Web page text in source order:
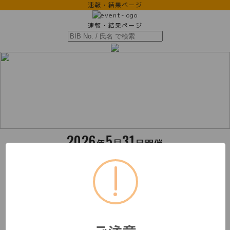
速報・結果ページ
速報・結果ページ
2026年5月31日開催
しまなみサラウンド 2026
種目